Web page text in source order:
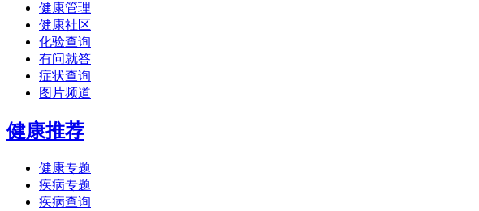
健康管理
健康社区
化验查询
有问就答
症状查询
图片频道
健康推荐
健康专题
疾病专题
疾病查询